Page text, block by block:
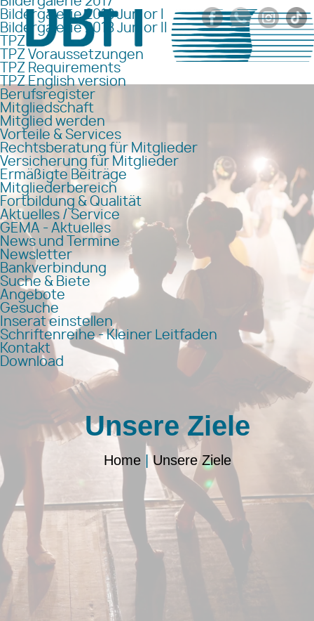
Bildergalerie 2018 Junior I
Bildergalerie 2018 Junior II
TPZ
TPZ Voraussetzungen
TPZ Requirements
TPZ English version
Berufsregister
Mitgliedschaft
Mitglied werden
Vorteile & Services
Rechtsberatung für Mitglieder
Versicherung für Mitglieder
Ermäßigte Beiträge
Mitgliederbereich
Fortbildung & Qualität
Aktuelles / Service
GEMA - Aktuelles
News und Termine
Newsletter
Bankverbindung
Suche & Biete
Angebote
Gesuche
Inserat einstellen
Schriftenreihe - Kleiner Leitfaden
Kontakt
Download
Unsere Ziele
Home |Unsere Ziele